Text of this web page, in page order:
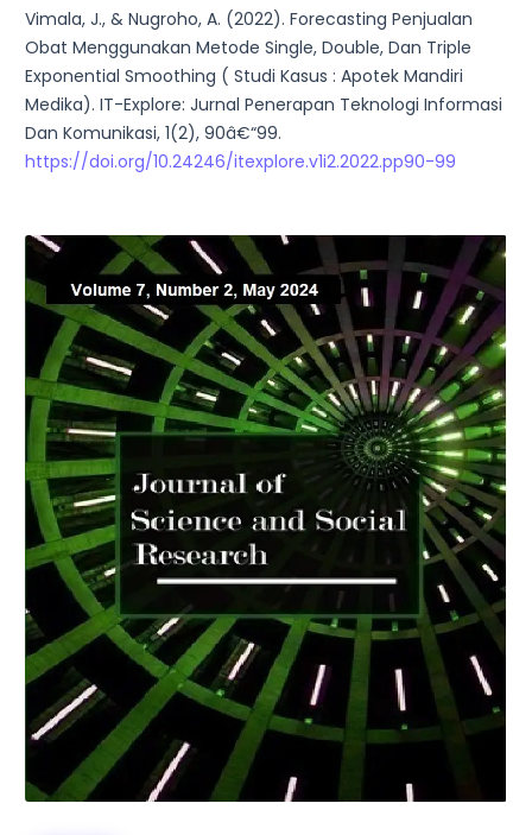
Vimala, J., & Nugroho, A. (2022). Forecasting Penjualan
Obat Menggunakan Metode Single, Double, Dan Triple
Exponential Smoothing ( Studi Kasus : Apotek Mandiri
Medika). IT-Explore: Jurnal Penerapan Teknologi Informasi
Dan Komunikasi, 1(2), 90â€“99.
https://doi.org/10.24246/itexplore.v1i2.2022.pp90-99